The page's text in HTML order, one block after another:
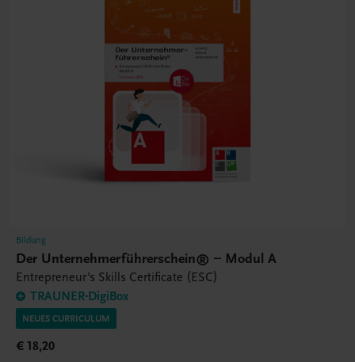
Bildung
Der Unternehmerführerschein® – Modul A
Entrepreneur's Skills Certificate (ESC)
TRAUNER-DigiBox
NEUES CURRICULUM
€ 18,20